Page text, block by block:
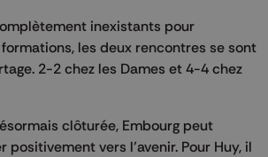
inexistants pour
les deux rencontres se sont
2-2 chez les Dames et 4-4 chez
clôturée, Embourg peut
positivement vers l’avenir. Pour Huy, il